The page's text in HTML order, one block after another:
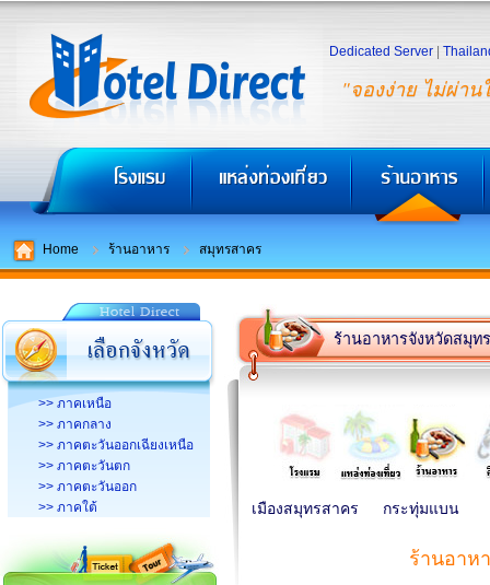
"จองง่าย ไม่ผ่าน
Dedicated Server
Home ร้านอาหาร สมุทรสาคร
>> ภาคเหนือ
>> ภาคกลาง
>> ภาคตะวันออกเฉียงเหนือ
>> ภาคตะวันตก
>> ภาคตะวันออก
>> ภาคใต้
ร้านอาหารจังหวัดสมุท
เมืองสมุทรสาคร กระทุ่มแบน
ร้านอาห